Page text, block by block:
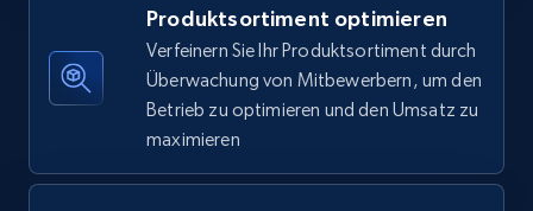
Walmart - products - Collects products by
specific keywords
Specifications, Image urls, Top reviews, and
Produktsortiment optimieren
Verfeinern Sie Ihr Produktsortiment durch
Überwachung von Mitbewerbern, um den
Betrieb zu optimieren und den Umsatz zu
maximieren